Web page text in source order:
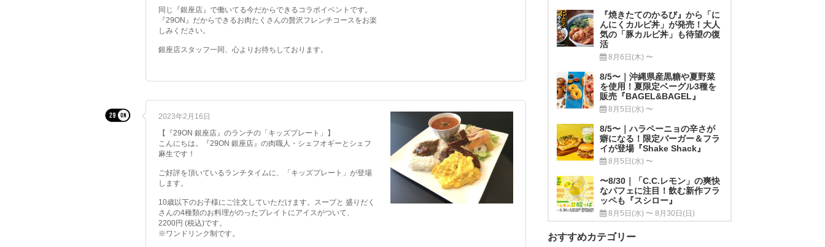
同じ『銀座店』で働いてる今だからできるコラボイベントです。
『29ON』だからできるお肉たくさんの贅沢フレンチコースをお楽
しみください。
銀座店スタッフ一同、心よりお待ちしております。
2023年2月16日
【『29ON 銀座店』のランチの「キッズプレート」】
こんにちは。『29ON 銀座店』の肉職人・シェフオギーとシェフ
麻生です！
ご好評を頂いているランチタイムに、「キッズプレート」が登場
します。
10歳以下のお子様にご注文していただけます。スープと 盛りだく
さんの4種類のお料理がのったプレイトにアイスがついて、
2200円 (税込)です。
※ワンドリンク制です。
『焼きたてのかるび』から「に
んにくカルビ丼」が発売！大人
気の「豚カルビ丼」も待望の復
活
8月6日(木) 〜
8/5〜｜沖縄県産黒糖や夏野菜
を使用！夏限定ベーグル3種を
販売『BAGEL&BAGEL』
8月5日(水) 〜
8/5〜｜ハラペーニョの辛さが
癖になる！限定バーガー＆フラ
イが登場『Shake Shack』
8月5日(水) 〜
〜8/30｜「C.C.レモン」の爽快
なパフェに注目！飲む新作フラ
ッペも『スシロー』
8月5日(水) 〜 8月30日(日)
おすすめカテゴリー